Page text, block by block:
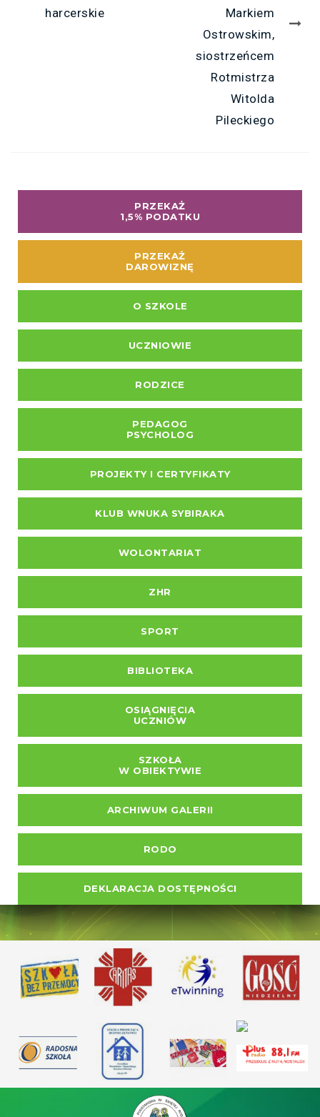
harcerskie
Markiem
Ostrowskim,
siostrzeńcem
Rotmistrza
Witolda
Pileckiego
PRZEKAŻ
1,5% PODATKU
PRZEKAŻ
DAROWIZNĘ
O SZKOLE
UCZNIOWIE
RODZICE
PEDAGOG
PSYCHOLOG
PROJEKTY I CERTYFIKATY
KLUB WNUKA SYBIRAKA
WOLONTARIAT
ZHR
SPORT
BIBLIOTEKA
OSIĄGNIĘCIA
UCZNIÓW
SZKOŁA
W OBIEKTYWIE
ARCHIWUM GALERII
RODO
DEKLARACJA DOSTĘPNOŚCI